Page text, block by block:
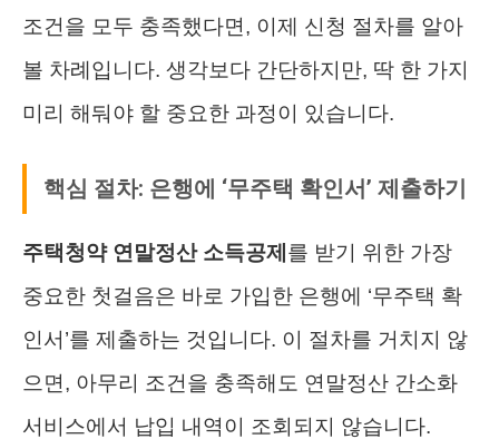
조건을 모두 충족했다면, 이제 신청 절차를 알아
볼 차례입니다. 생각보다 간단하지만, 딱 한 가지
미리 해둬야 할 중요한 과정이 있습니다.
핵심 절차: 은행에 ‘무주택 확인서’ 제출하기
주택청약 연말정산 소득공제 를 받기 위한 가장
중요한 첫걸음은 바로 가입한 은행에 ‘무주택 확
인서’를 제출하는 것입니다. 이 절차를 거치지 않
으면, 아무리 조건을 충족해도 연말정산 간소화
서비스에서 납입 내역이 조회되지 않습니다.